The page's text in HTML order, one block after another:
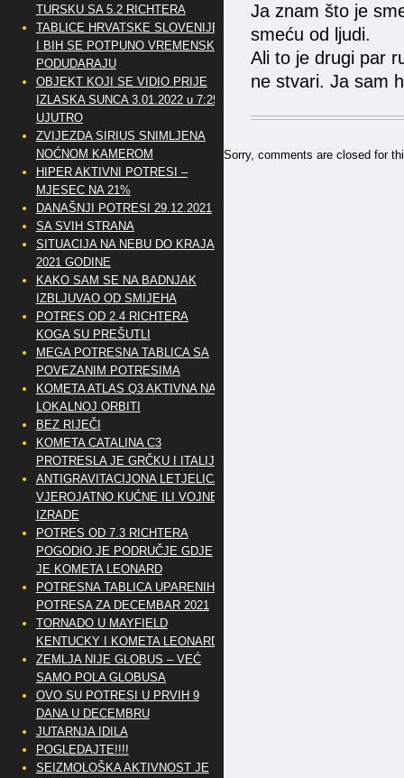
Ja znam što je
smeću od ljudi.
Ali to je drugi par
ne stvari. Ja sam
Sorry, comments are closed for
TURSKU SA 5.2 RICHTERA
TABLICE HRVATSKE SLOVENIJE
I BIH SE POTPUNO VREMENSKI
PODUDARAJU
OBJEKT KOJI SE VIDIO PRIJE
IZLASKA SUNCA 3.01.2022 u 7:25
UJUTRO
ZVIJEZDA SIRIUS SNIMLJENA
NOĆNOM KAMEROM
HIPER AKTIVNI POTRESI –
MJESEC NA 21%
DANAŠNJI POTRESI 29.12.2021
SA SVIH STRANA
SITUACIJA NA NEBU DO KRAJA
2021 GODINE
KAKO SAM SE NA BADNJAK
IZBLJUVAO OD SMIJEHA
POTRES OD 2.4 RICHTERA
KOGA SU PREŠUTLI
MEGA POTRESNA TABLICA SA
POVEZANIM POTRESIMA
KOMETA ATLAS Q3 AKTIVNA NA
LOKALNOJ ORBITI
BEZ RIJEČI
KOMETA CATALINA C3
PROTRESLA JE GRČKU I ITALIJU
ANTIGRAVITACIJONA LETJELICA
VJEROJATNO KUĆNE ILI VOJNE
IZRADE
POTRES OD 7.3 RICHTERA
POGODIO JE PODRUČJE GDJE
JE KOMETA LEONARD
POTRESNA TABLICA UPARENIH
POTRESA ZA DECEMBAR 2021
TORNADO U MAYFIELD
KENTUCKY I KOMETA LEONARD
ZEMLJA NIJE GLOBUS – VEĆ
SAMO POLA GLOBUSA
OVO SU POTRESI U PRVIH 9
DANA U DECEMBRU
JUTARNJA IDILA
POGLEDAJTE!!!!
SEIZMOLOŠKA AKTIVNOST JE